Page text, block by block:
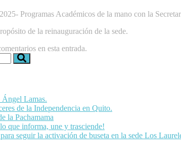
Programas Académicos de la mano con la
de la reinauguración de la sede.
en esta entrada.
Ángel Lamas.
de la Independencia en Quito.
la Pachamama
que informa, une y trasciende!
seguir la activación de buseta en la sede Los